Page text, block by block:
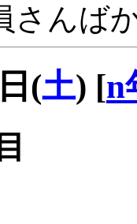
さんば
(土) [n